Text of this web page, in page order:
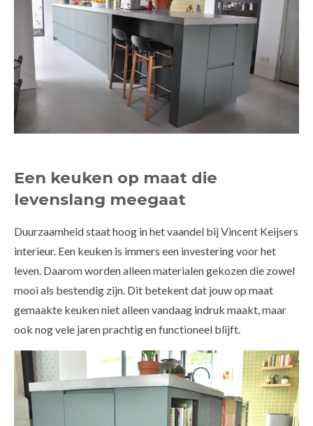
Een keuken op maat die
levenslang meegaat
Duurzaamheid staat hoog in het vaandel bij Vincent Keijsers
interieur. Een keuken is immers een investering voor het
leven. Daarom worden alleen materialen gekozen die zowel
mooi als bestendig zijn. Dit betekent dat jouw op maat
gemaakte keuken niet alleen vandaag indruk maakt, maar
ook nog vele jaren prachtig en functioneel blijft.